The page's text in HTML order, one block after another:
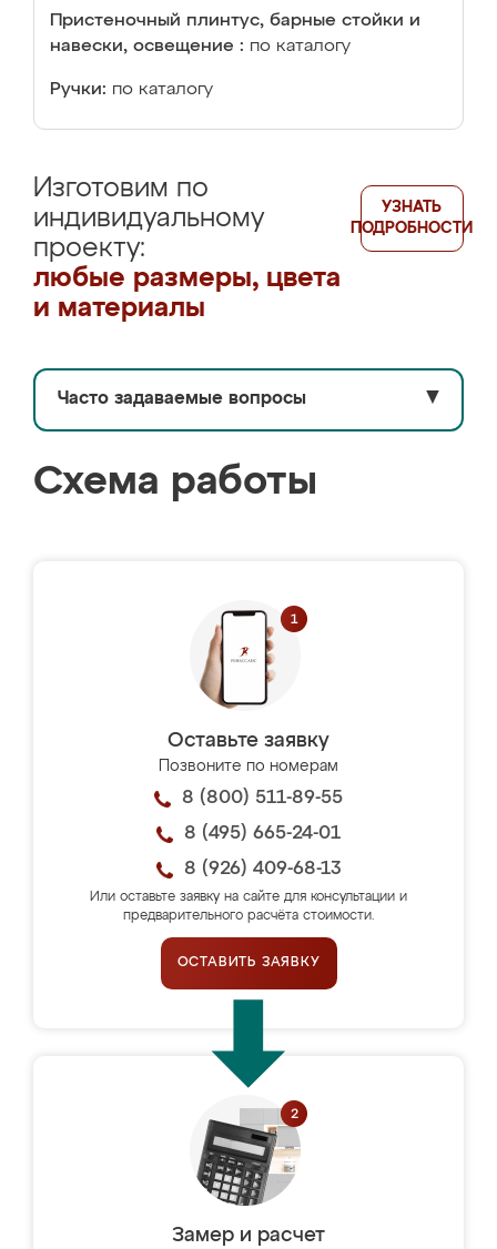
Пристеночный плинтус, барные стойки и
навески, освещение : по каталогу
Ручки: по каталогу
Изготовим по
индивидуальному
проекту:
любые размеры, цвета
и материалы
УЗНАТЬ
ПОДРОБНОСТИ
Часто задаваемые вопросы ▼
Схема работы
Оставьте заявку
Позвоните по номерам
8 (800) 511-89-55
8 (495) 665-24-01
8 (926) 409-68-13
Или оставьте заявку на сайте для консультации и
предварительного расчёта стоимости.
ОСТАВИТЬ ЗАЯВКУ
Замер и расчет